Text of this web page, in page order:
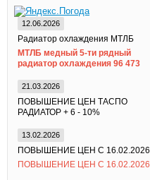
12.06.2026
Радиатор охлаждения МТЛБ
МТЛБ медный 5-ти рядный
радиатор охлаждения 96 473
21.03.2026
ПОВЫШЕНИЕ ЦЕН ТАСПО
РАДИАТОР + 6 - 10%
13.02.2026
ПОВЫШЕНИЕ ЦЕН С 16.02.2026
ПОВЫШЕНИЕ ЦЕН С 16.02.2026